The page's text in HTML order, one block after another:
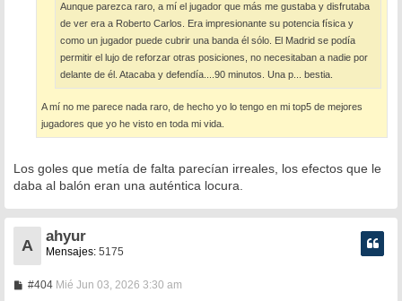
Aunque parezca raro, a mí el jugador que más me gustaba y disfrutaba
de ver era a Roberto Carlos. Era impresionante su potencia física y
como un jugador puede cubrir una banda él sólo. El Madrid se podía
permitir el lujo de reforzar otras posiciones, no necesitaban a nadie por
delante de él. Atacaba y defendía....90 minutos. Una p... bestia.
A mí no me parece nada raro, de hecho yo lo tengo en mi top5 de mejores
jugadores que yo he visto en toda mi vida.
Los goles que metía de falta parecían irreales, los efectos que le
daba al balón eran una auténtica locura.
A
ahyur
Mensajes: 5175
#404MMié Jun 03, 2026 3:30 am